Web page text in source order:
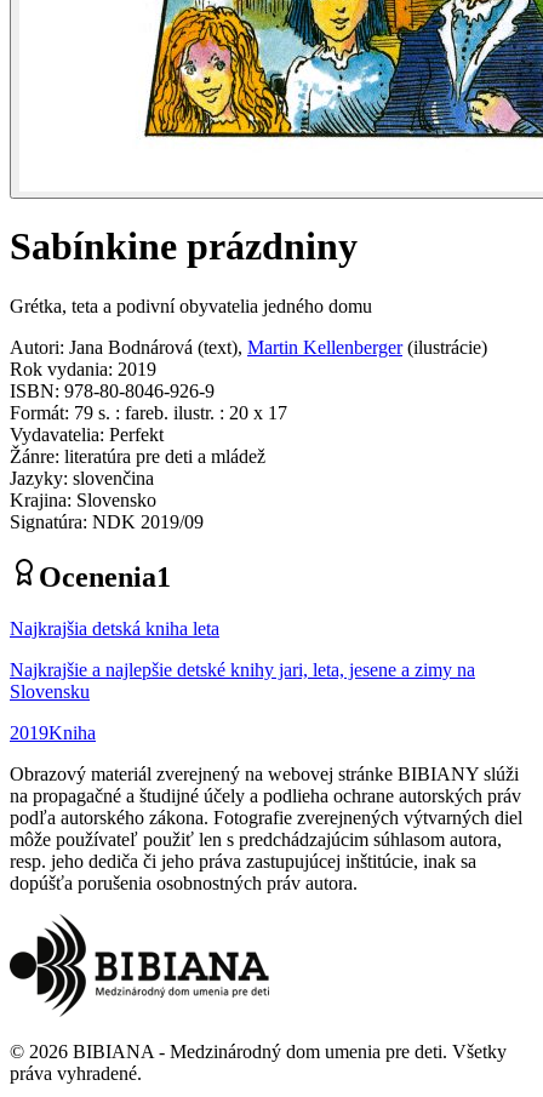
Sabínkine prázdniny
Grétka, teta a podivní obyvatelia jedného domu
Autori: Jana Bodnárová (text), Martin Kellenberger(ilustrácie)
Rok vydania: 2019
ISBN: 978-80-8046-926-9
Formát: 79 s. : fareb. ilustr. : 20 x 17
Vydavatelia: Perfekt
Žánre: literatúra pre deti a mládež
Jazyky: slovenčina
Krajina: Slovensko
Signatúra: NDK 2019/09
Ocenenia1
Najkrajšia detská kniha leta
Najkrajšie a najlepšie detské knihy jari, leta, jesene a zimy na
Slovensku
2019Kniha
Obrazový materiál zverejnený na webovej stránke BIBIANY slúži
na propagačné a študijné účely a podlieha ochrane autorských práv
podľa autorského zákona. Fotografie zverejnených výtvarných diel
môže používateľ použiť len s predchádzajúcim súhlasom autora,
resp. jeho dediča či jeho práva zastupujúcej inštitúcie, inak sa
dopúšťa porušenia osobnostných práv autora.
© 2026 BIBIANA - Medzinárodný dom umenia pre deti. Všetky
práva vyhradené.